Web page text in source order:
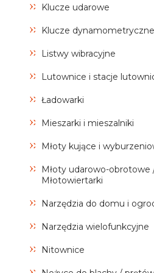
Klucze udarowe
Klucze
Listwy wibracyjne
Lutownice i stacje
Ładowarki
Mieszarki i mieszalniki
Młoty kujące i
Młoty udarowo-obrotowe
Młotowiertarki
Narzędzia do domu i
Narzędzia wielofunkcyjne
Nitownice